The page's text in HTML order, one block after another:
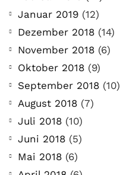
Januar 2019 (12)
Dezember 2018 (14)
November 2018 (6)
Oktober 2018 (9)
September 2018 (10)
August 2018 (7)
Juli 2018 (10)
Juni 2018 (5)
Mai 2018 (6)